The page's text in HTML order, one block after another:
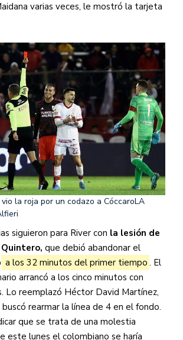
varias veces, le mostró la tarjeta
la roja por un codazo a CóccaroLA
siguieron para River con la lesión de
Quintero, que debió abandonar el
a los 32 minutos del primer tiempo . El
arrancó a los cinco minutos con
Lo reemplazó Héctor David Martínez,
rearmar la línea de 4 en el fondo.
que se trata de una molestia
este lunes el colombiano se haría